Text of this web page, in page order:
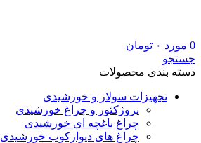
0 مورد ۰ تومان
جستجو
دسته بندی محصولات
تجهیزات سولار و خورشیدی
پروژکتور و چراغ خورشیدی
چراغ باغچه ای خورشیدی
چراغ های دیوارکوب خورشیدی